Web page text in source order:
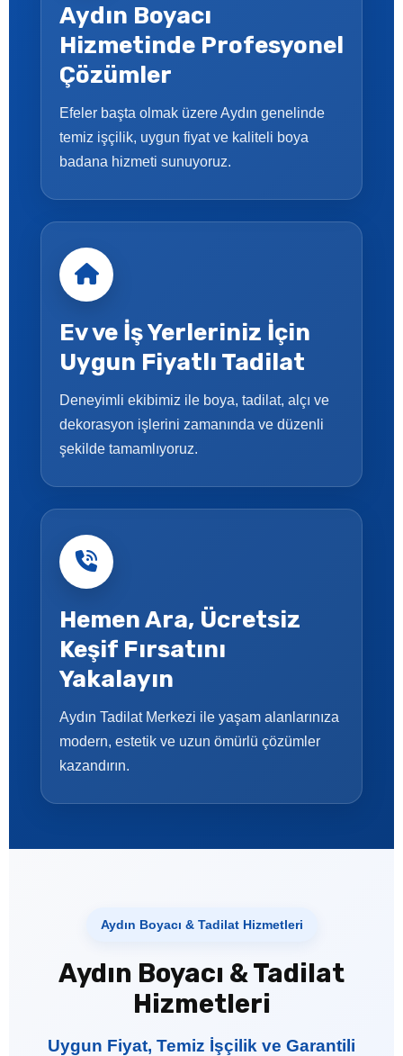
Aydın Boyacı
Hizmetinde Profesyonel
Çözümler
Efeler başta olmak üzere Aydın genelinde
temiz işçilik, uygun fiyat ve kaliteli boya
badana hizmeti sunuyoruz.
Ev ve İş Yerleriniz İçin
Uygun Fiyatlı Tadilat
Deneyimli ekibimiz ile boya, tadilat, alçı ve
dekorasyon işlerini zamanında ve düzenli
şekilde tamamlıyoruz.
Hemen Ara, Ücretsiz
Keşif Fırsatını
Yakalayın
Aydın Tadilat Merkezi ile yaşam alanlarınıza
modern, estetik ve uzun ömürlü çözümler
kazandırın.
Aydın Boyacı & Tadilat Hizmetleri
Aydın Boyacı & Tadilat
Hizmetleri
Uygun Fiyat, Temiz İşçilik ve Garantili